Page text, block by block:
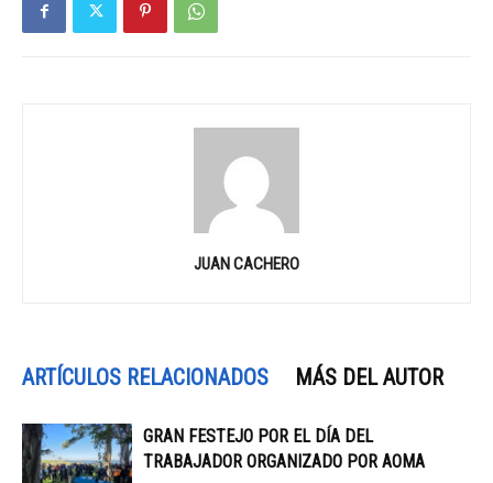
JUAN CACHERO
ARTÍCULOS RELACIONADOS MÁS DEL AUTOR
GRAN FESTEJO POR EL DÍA DEL
TRABAJADOR ORGANIZADO POR AOMA